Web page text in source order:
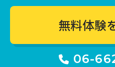
無料体験
06-